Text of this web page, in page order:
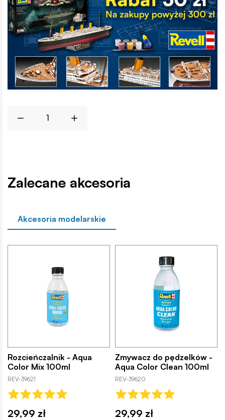
Zalecane akcesoria
Akcesoria modelarskie
Rozcieńczalnik - Aqua
Color Mix 100ml
REV-39621
29,99 zł
Zmywacz do pędzelków -
Aqua Color Clean 100ml
REV-39620
29,99 zł